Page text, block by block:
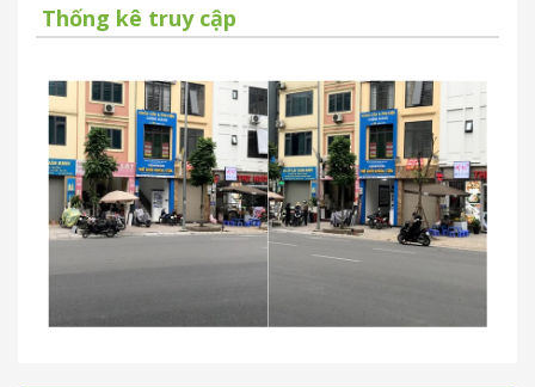
Thống kê truy cập